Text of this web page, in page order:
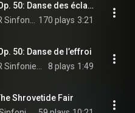
La Tragédie de Salomé, Op. 50: Danse des éclairs
170 plays 3:21
50: Danse de l’effroi
8 plays 1:49
Shrovetide Fair